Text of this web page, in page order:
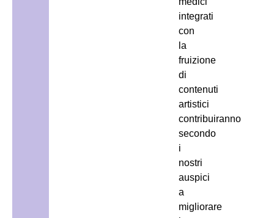
integrati
con
la
fruizione
di
contenuti
artistici
contribuiranno
secondo
i
nostri
auspici
a
migliorare